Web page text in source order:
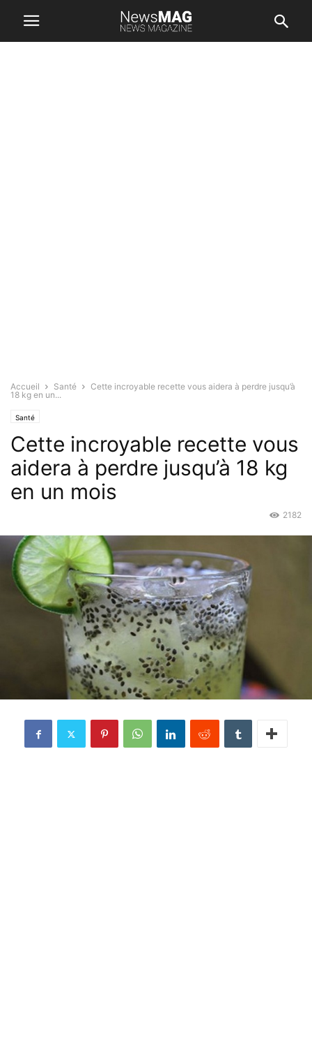
Accueil Santé
Cette incroyable recette vous aidera à perdre jusqu’à
18 kg en un...
Santé
Cette incroyable recette vous
aidera à perdre jusqu’à 18 kg
en un mois
2182